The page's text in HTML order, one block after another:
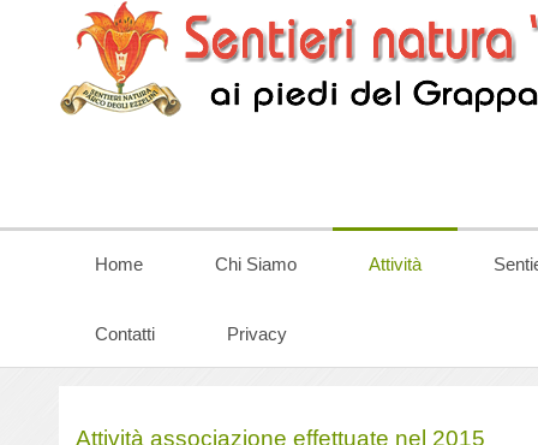
Home Chi Siamo Attività
Contatti Privacy
Attività associazione effettuate nel 2015